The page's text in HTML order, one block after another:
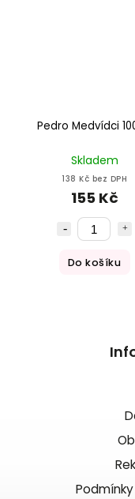
Pedro Medvídci
Skladem
138 Kč bez DPH
155 Kč
Do košíku